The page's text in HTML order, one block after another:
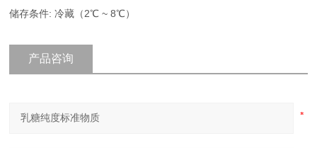
储存条件: 冷藏（2℃ ~ 8℃）
产品咨询